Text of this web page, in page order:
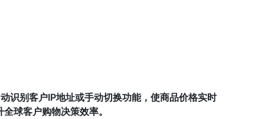
识别客户IP地址或手动切换功能，使商品价格实时
球客户购物决策效率。